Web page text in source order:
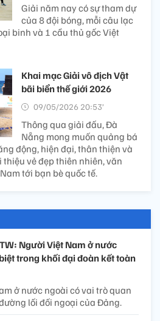
Giải năm nay có sự tham dự
của 8 đội bóng, mỗi câu lạc
binh và 1 cầu thủ gốc Việt
Khai mạc Giải vô địch Vật
bãi biển thế giới 2026
09/05/2026 20:53’
Thông qua giải đấu, Đà
Nẵng mong muốn quảng bá
động, hiện đại, thân thiện và
vẻ đẹp thiên nhiên, văn
tới bạn bè quốc tế.
Người Việt Nam ở nước
trong khối đại đoàn kết toàn
ở nước ngoài có vai trò quan
lối đối ngoại của Đảng.